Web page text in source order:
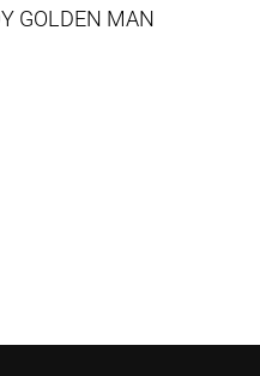
GOLDEN MAN